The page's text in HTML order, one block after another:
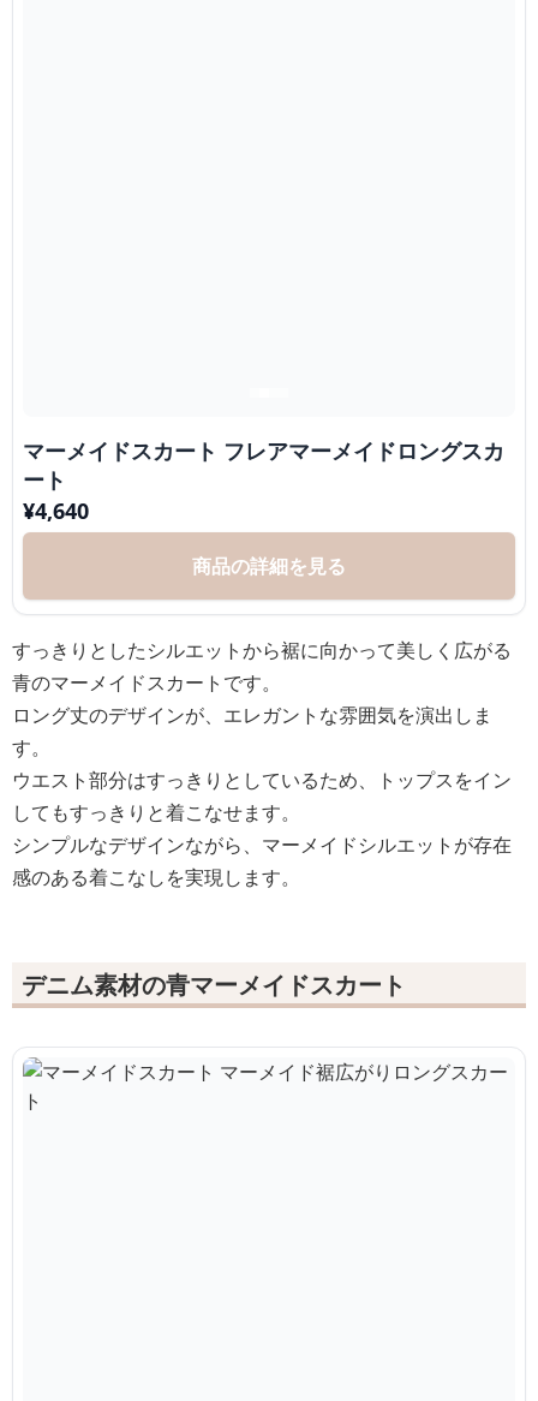
マーメイドスカート フレアマーメイドロングスカ
ート
¥4,640
商品の詳細を見る
すっきりとしたシルエットから裾に向かって美しく広がる
青のマーメイドスカートです。
ロング丈のデザインが、エレガントな雰囲気を演出しま
す。
ウエスト部分はすっきりとしているため、トップスをイン
してもすっきりと着こなせます。
シンプルなデザインながら、マーメイドシルエットが存在
感のある着こなしを実現します。
デニム素材の青マーメイドスカート